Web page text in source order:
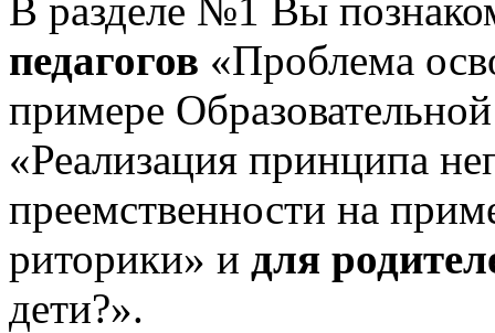
В разделе №1 Вы
педагогов «Проблема
примере
«Реализация принципа
преемственности на
риторики» и для
дети?».